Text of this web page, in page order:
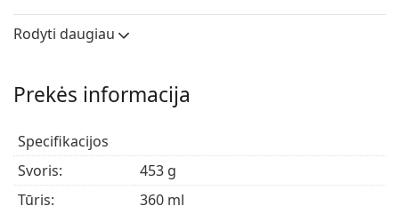
technologija. Tai užtikrina visiškai švarius ir
sudrėkintus lęšius, kad jaustumėtės patogiai visą
Neneutralizuotas lęšių tirpalas neturi patekti į akis.
natrio chloridas, fosfatas, poloksameras, HydraGlyde
Moisture Matrix (EOBO-21-polioksietilenas-
polioksietilenas).
Rodyti daugiau
Prekės informacija
Specifikacijos
Svoris:
453 g
Tūris:
360 ml